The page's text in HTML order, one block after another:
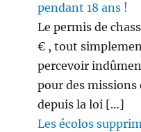
pendant 18 ans !
Le permis de
€ , tout
percevoir
pour des missions
depuis la loi […]
Les écolos